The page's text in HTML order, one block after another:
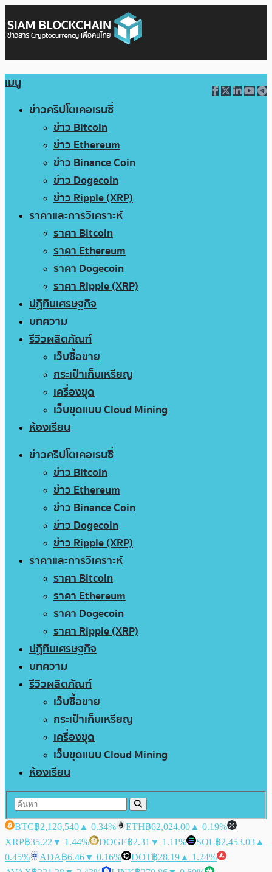
เมนู
ข่าวคริปโตเคอเรนซี่
ข่าว Bitcoin
ข่าว Ethereum
ข่าว Binance Coin
ข่าว Dogecoin
ข่าว Ripple (XRP)
ราคาและการวิเคราะห์
ราคา Bitcoin
ราคา Ethereum
ราคา Dogecoin
ราคา Ripple (XRP)
ปฏิทินเศรษฐกิจ
บทความ
รีวิวผลิตภัณฑ์
เว็บซื้อขาย
กระเป๋าเก็บเหรียญ
เครื่องขุด
เว็บขุดแบบ Cloud Mining
ห้องเรียน
ข่าวคริปโตเคอเรนซี่
ข่าว Bitcoin
ข่าว Ethereum
ข่าว Binance Coin
ข่าว Dogecoin
ข่าว Ripple (XRP)
ราคาและการวิเคราะห์
ราคา Bitcoin
ราคา Ethereum
ราคา Dogecoin
ราคา Ripple (XRP)
ปฏิทินเศรษฐกิจ
บทความ
รีวิวผลิตภัณฑ์
เว็บซื้อขาย
กระเป๋าเก็บเหรียญ
เครื่องขุด
เว็บขุดแบบ Cloud Mining
ห้องเรียน
BTC฿2,126,540 ▲ 0.34% ETH฿62,024.00 ▲ 0.19%
XRP฿35.22 ▼ 1.44% DOGE฿2.31 ▼ 1.11% SOL฿2,453.03 ▲
0.45%
ADA฿6.46▼ 0.16% DOT฿28.19 ▲ 1.24%